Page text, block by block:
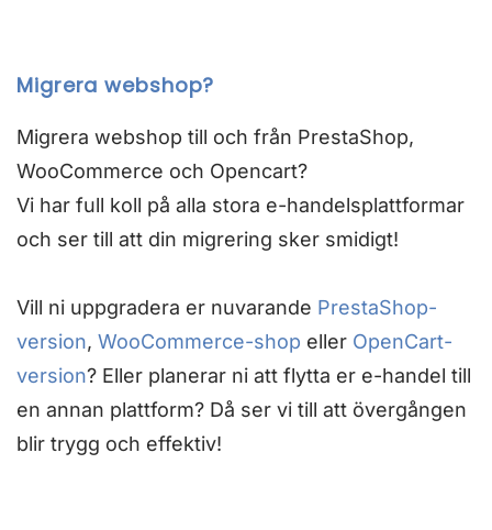
Migrera webshop?
Migrera webshop till och från PrestaShop,
WooCommerce och Opencart?
Vi har full koll på alla stora e-handelsplattformar
och ser till att din migrering sker smidigt!
Vill ni uppgradera er nuvarande PrestaShop-
version, WooCommerce-shop eller OpenCart-
version? Eller planerar ni att flytta er e-handel till
en annan plattform? Då ser vi till att övergången
blir trygg och effektiv!